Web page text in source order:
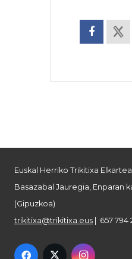
Euskal Herriko Trikitixa Elkartea
Basazabal Jauregia, Enparan
(Gipuzkoa)
trikitixa@trikitixa.eus | 657 794